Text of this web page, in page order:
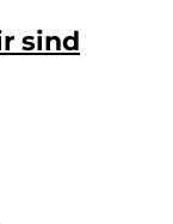
sind